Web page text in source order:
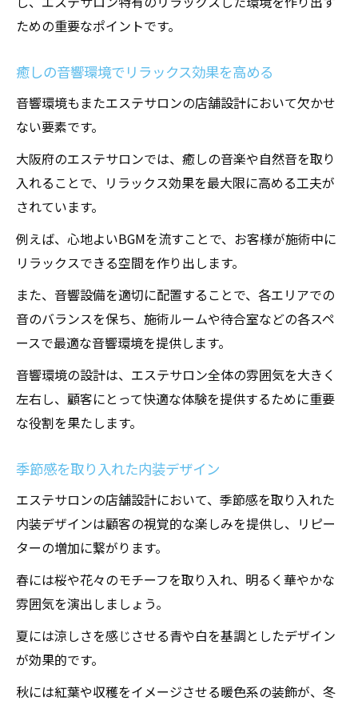
リラクゼーションを促す素材の選定
店舗設計がエステサロンの成功に与える影響
店舗設計が顧客満足度に及ぼす効果
リピーター率向上に繋がるデザイン戦略
口コミを生む魅力的な空間作り
ブランドイメージを強めるインテリアの重
要性
顧客の第一印象を決めるエントランスのデ
ザイン
施術効果を高めるリラックス空間の設計
魅力的な店舗設計で大阪府のエステサロンを差
別化
競合店との差別化を図るデザインアイデア
独自のコンセプトを打ち出す店舗設計
トレンドを取り入れた最新のデザイン手法
エコロジーなデザインで注目を集める方法
地域密着型のサービスと空間作り
エステサロンのための心地よい空間設計の秘訣
リラックス感を高める照明の工夫
自然素材をふんだんに使った内装
施術の効果を引き出すベッド設置のポイン
ト
心地よい温度・湿度管理の方法
静けさを保つための防音対策
ための重要なポイントです。
癒しの音響環境でリラックス効果を高める
音響環境もまたエステサロンの店舗設計において欠かせ
ない要素です。
大阪府のエステサロンでは、癒しの音楽や自然音を取り
入れることで、リラックス効果を最大限に高める工夫が
されています。
例えば、心地よいBGMを流すことで、お客様が施術中に
リラックスできる空間を作り出します。
また、音響設備を適切に配置することで、各エリアでの
音のバランスを保ち、施術ルームや待合室などの各スペ
ースで最適な音響環境を提供します。
音響環境の設計は、エステサロン全体の雰囲気を大きく
左右し、顧客にとって快適な体験を提供するために重要
な役割を果たします。
季節感を取り入れた内装デザイン
エステサロンの店舗設計において、季節感を取り入れた
内装デザインは顧客の視覚的な楽しみを提供し、リピー
ターの増加に繋がります。
春には桜や花々のモチーフを取り入れ、明るく華やかな
雰囲気を演出しましょう。
夏には涼しさを感じさせる青や白を基調としたデザイン
が効果的です。
秋には紅葉や収穫をイメージさせる暖色系の装飾が、冬